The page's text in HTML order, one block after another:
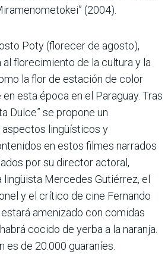
(2004).
Poty (florecer de agosto),
florecimiento de la cultura y la
la flor de estación de color
esta época en el Paraguay. Tras
Dulce” se propone un
lingüísticos y
en estos filmes narrados
por su director actoral,
lingüista Mercedes Gutiérrez, el
y el crítico de cine Fernando
amenizado con comidas
cocido de yerba a la naranja.
es de 20.000 guaraníes.